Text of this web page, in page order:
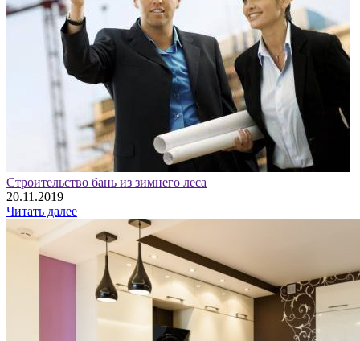
Строительство бань из зимнего леса
20.11.2019
Читать далее